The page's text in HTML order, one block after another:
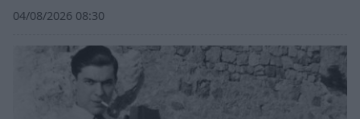
04/08/2026 08:30